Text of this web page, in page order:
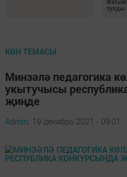
тулды
КӨН ТЕМАСЫ
Минзәлә педагогика
укытучысы
җиңде
Admin, 19 декабрь 2021 - 09:01